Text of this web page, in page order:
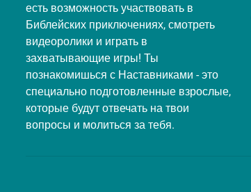
есть возможность участвовать в
Библейских приключениях, смотреть
видеоролики и играть в
захватывающие игры! Ты
познакомишься с Наставниками - это
специально подготовленные взрослые,
которые будут отвечать на твои
вопросы и молиться за тебя.